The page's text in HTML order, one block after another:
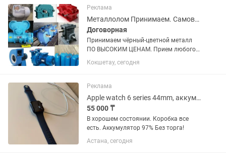
солнечных панелей и газа , отличный...
Реклама
Металлолом Принимаем. Самовывоз
Договорная
Принимаем чёрный-цветной металл
ПО ВЫСОКИМ ЦЕНАМ. Прием любого
вида железа, металлолом, чугунные
батареи, ванны, трубы! Так же и
Медь; Кабель; Аккумулятор; Латунь;...
Кокшетау, сегодня
Реклама
Apple watch 6 series 44mm, аккумулятор 97%
55 000 ₸
В хорошем состоянии. Коробка все
есть. Аккумулятор 97% Без торга!
Астана, сегодня